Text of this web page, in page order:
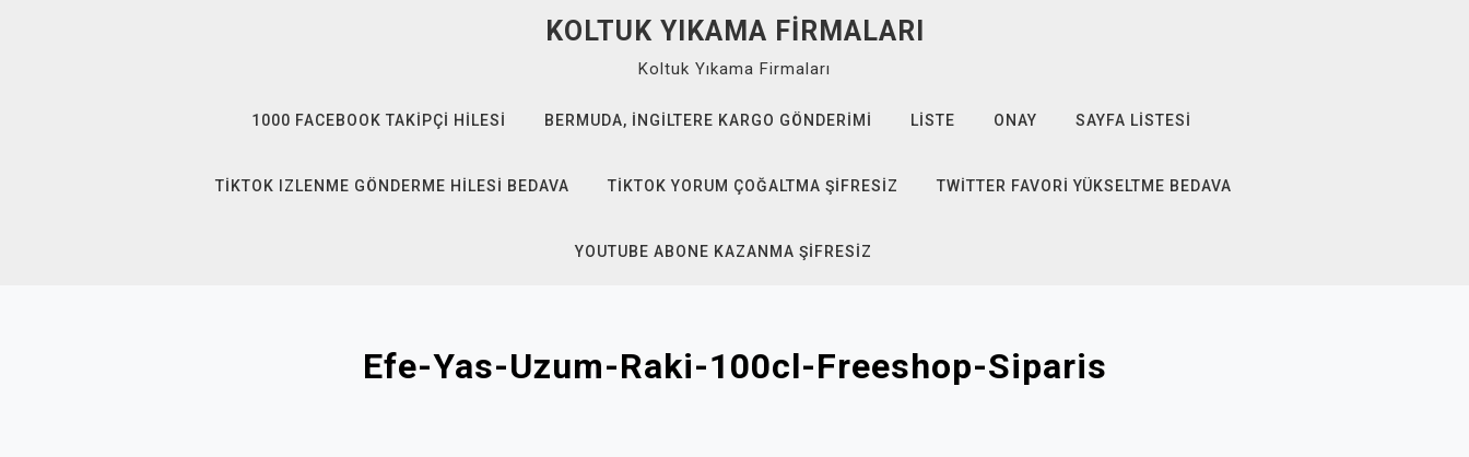
KOLTUK YIKAMA FIRMALARI
Koltuk Yıkama Firmaları
1000 FACEBOOK TAKIPÇI HILESI BERMUDA, İNGILTERE KARGO GÖNDERIMI LISTE ONAY SAYFA LISTESI
TIKTOK IZLENME GÖNDERME HILESI BEDAVA TIKTOK YORUM ÇOĞALTMA ŞIFRESIZ TWITTER FAVORI YÜKSELTME BEDAVA
YOUTUBE ABONE KAZANMA ŞIFRESIZ
Efe-Yas-Uzum-Raki-100cl-Freeshop-Siparis